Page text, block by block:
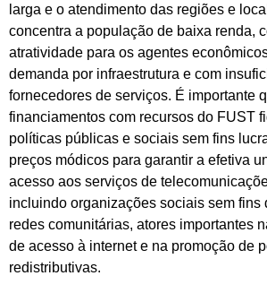
larga e o atendimento das regiões e
concentra a população de baixa renda,
atratividade para os agentes
demanda por infraestrutura e com
fornecedores de serviços. É importante
financiamentos com recursos do FUST
políticas públicas e sociais sem fins
preços módicos para garantir a efetiva
acesso aos serviços de
incluindo organizações sociais sem fins
redes comunitárias, atores importantes
de acesso à internet e na promoção de
redistributivas.